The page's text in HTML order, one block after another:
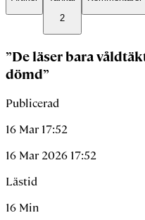
2
”De läser bara
dömd”
Publicerad
16 Mar 17:52
16 Mar 2026 17:52
Lästid
16 Min